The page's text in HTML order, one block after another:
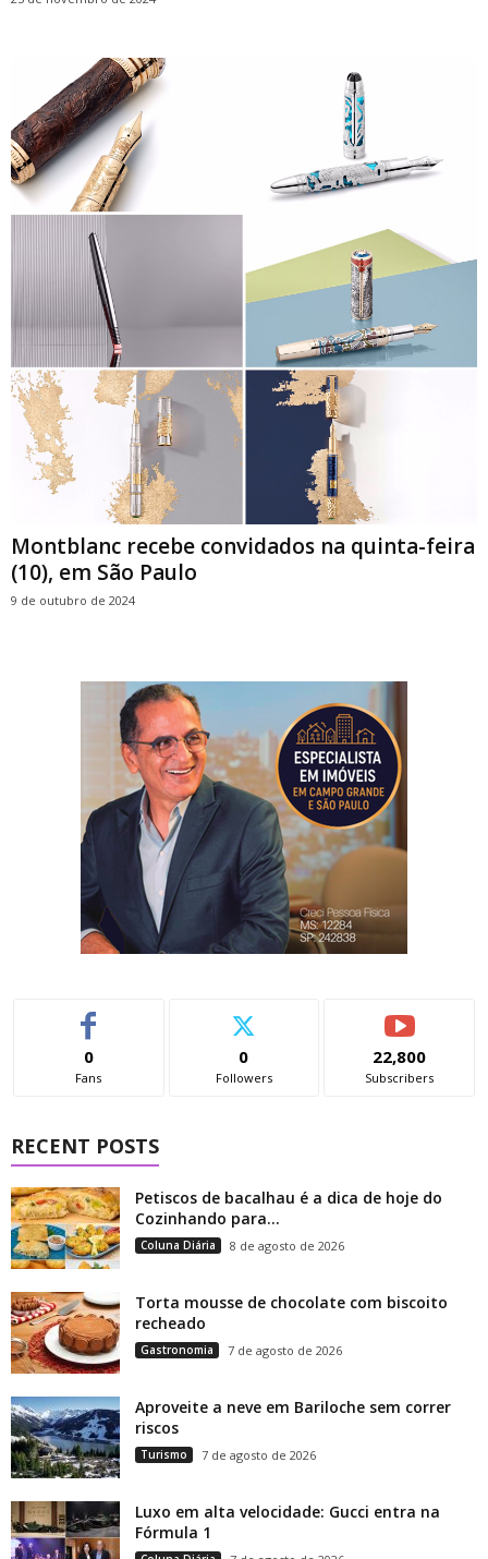
Montblanc recebe convidados na quinta-feira
(10), em São Paulo
9 de outubro de 2024
0
Fans
0
Followers
22,800
Subscribers
RECENT POSTS
Petiscos de bacalhau é a dica de hoje do
Cozinhando para...
Coluna Diária 8 de agosto de 2026
Torta mousse de chocolate com biscoito
recheado
Gastronomia 7 de agosto de 2026
Aproveite a neve em Bariloche sem correr
riscos
Turismo 7 de agosto de 2026
Luxo em alta velocidade: Gucci entra na
Fórmula 1